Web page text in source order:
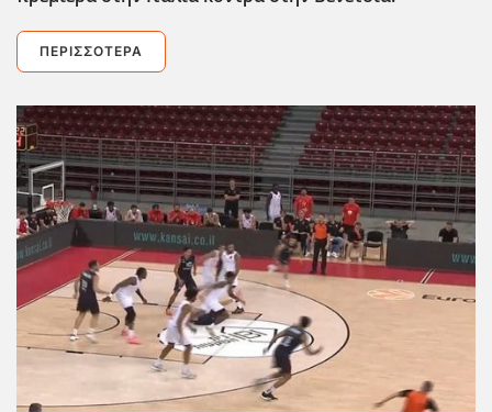
ΠΕΡΙΣΣΌΤΕΡΑ